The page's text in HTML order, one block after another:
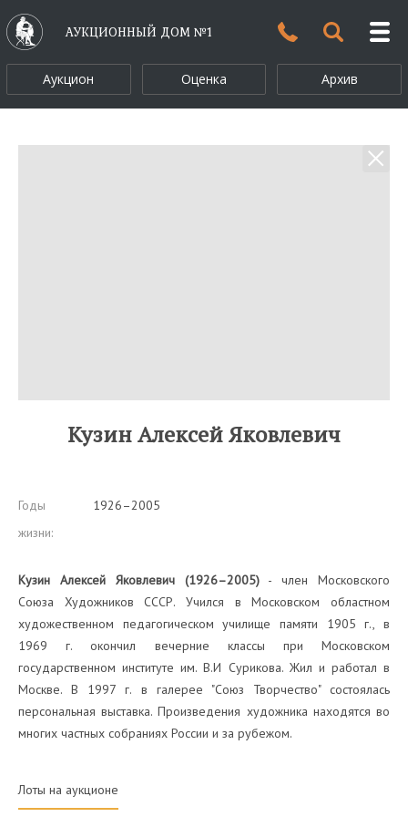
АУКЦИОННЫЙ ДОМ №1
Аукцион Оценка Архив
Кузин Алексей Яковлевич
Годы
жизни:
1926–2005
Кузин Алексей Яковлевич (1926–2005)- член Московского
Союза Художников СССР. Учился в Московском областном
художественном педагогическом училище памяти 1905 г., в
1969 г. окончил вечерние классы при Московском
государственном институте им. В.И Сурикова. Жил и работал в
Москве. В 1997 г. в галерее "Союз Творчество" состоялась
персональная выставка. Произведения художника находятся во
многих частных собраниях России и за рубежом.
Лоты на аукционе